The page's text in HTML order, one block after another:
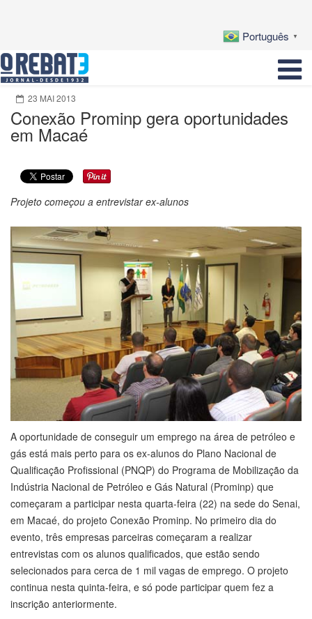
Português ▼
23 MAI 2013
Conexão Prominp gera oportunidades
em Macaé
Projeto começou a entrevistar ex-alunos
A oportunidade de conseguir um emprego na área de petróleo e
gás está mais perto para os ex-alunos do Plano Nacional de
Qualificação Profissional (PNQP) do Programa de Mobilização da
Indústria Nacional de Petróleo e Gás Natural (Prominp) que
começaram a participar nesta quarta-feira (22) na sede do Senai,
em Macaé, do projeto Conexão Prominp. No primeiro dia do
evento, três empresas parceiras começaram a realizar
entrevistas com os alunos qualificados, que estão sendo
selecionados para cerca de 1 mil vagas de emprego. O projeto
continua nesta quinta-feira, e só pode participar quem fez a
inscrição anteriormente.